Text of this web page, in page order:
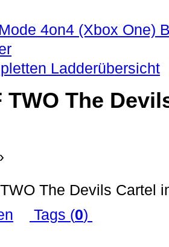
Ladderübersicht
TWO The
The Devils Cartel
Tags (0)